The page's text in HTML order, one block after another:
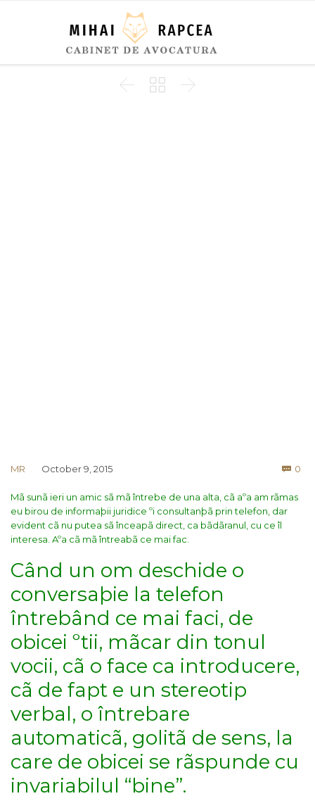
  
MR October 9, 2015  0
Mã sunã ieri un amic sã mã întrebe de una alta, cã aºa am rãmas
eu birou de informaþii juridice ºi consultanþã prin telefon, dar
evident cã nu putea sã înceapã direct, ca bãdãranul, cu ce îl
interesa. Aºa cã mã întreabã ce mai fac.
Când un om deschide o
conversaþie la telefon
întrebând ce mai faci, de
obicei ºtii, mãcar din tonul
vocii, cã o face ca introducere,
cã de fapt e un stereotip
verbal, o întrebare
automaticã, golitã de sens, la
care de obicei se rãspunde cu
invariabilul “bine”.